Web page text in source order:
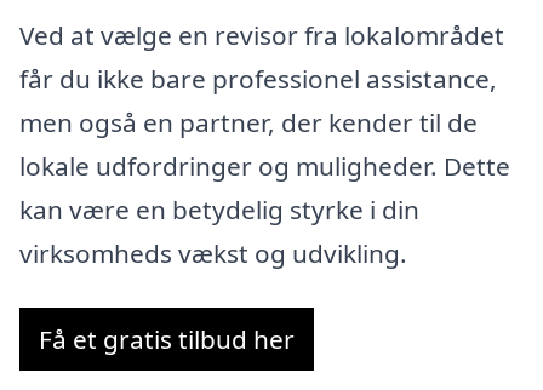
Ved at vælge en revisor fra lokalområdet
får du ikke bare professionel assistance,
men også en partner, der kender til de
lokale udfordringer og muligheder. Dette
kan være en betydelig styrke i din
virksomheds vækst og udvikling.
Få et gratis tilbud her